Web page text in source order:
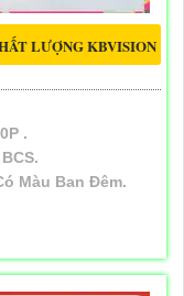
LƯỢNG KBVISION
.
Màu Ban Ðêm.